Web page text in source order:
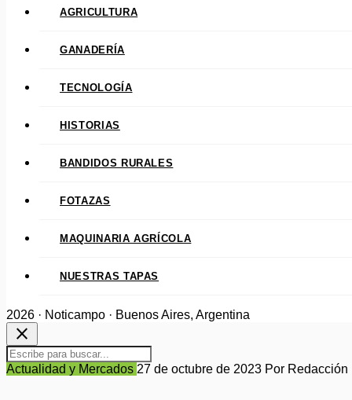
AGRICULTURA
GANADERÍA
TECNOLOGÍA
HISTORIAS
BANDIDOS RURALES
FOTAZAS
MAQUINARIA AGRÍCOLA
NUESTRAS TAPAS
2026 · Noticampo · Buenos Aires, Argentina
close
Actualidad y Mercados 27 de octubre de 2023 Por Redacción